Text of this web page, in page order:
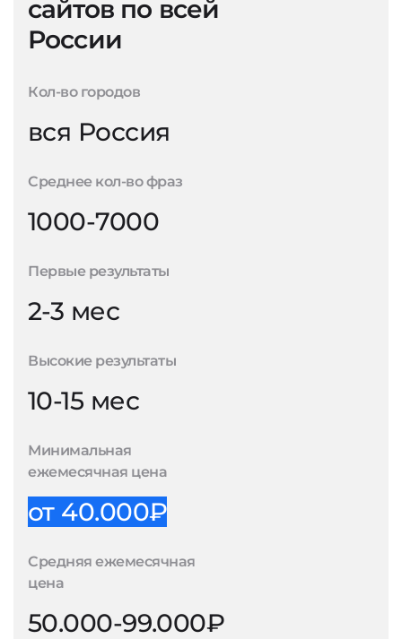
сайтов по всей
России
Кол-во городов
вся Россия
Среднее кол-во фраз
1000-7000
Первые результаты
2-3 мес
Высокие результаты
10-15 мес
Минимальная
ежемесячная цена
от 40.000₽
Средняя ежемесячная
цена
50.000-99.000₽